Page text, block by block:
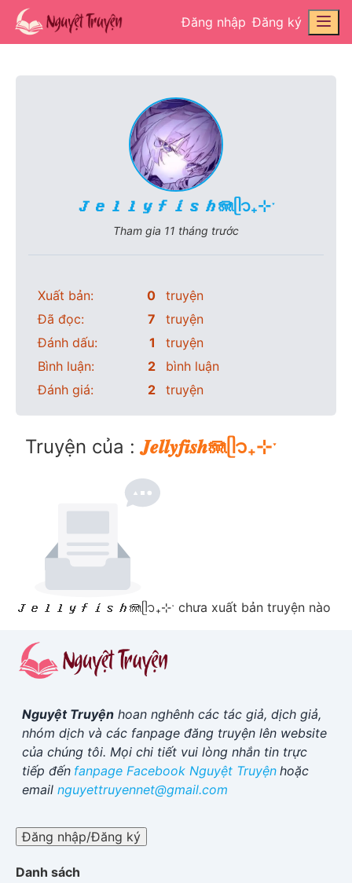
Đăng nhập Đăng ký
𝑱𝒆𝒍𝒍𝒚𝒇𝒊𝒔𝒉🪼ᥫ᭡₊⊹ˑ
Tham gia 11 tháng trước
Xuất bản: 0
truyện
Đã đọc:
7
truyện
Đánh dấu:
1
truyện
Bình luận:
2
bình luận
Đánh giá:
2 truyện
Truyện của :𝑱𝒆𝒍𝒍𝒚𝒇𝒊𝒔𝒉🪼ᥫ᭡₊⊹ˑ
𝑱𝒆𝒍𝒍𝒚𝒇𝒊𝒔𝒉🪼ᥫ᭡₊⊹ˑ chưa xuất bản truyện nào
Nguyệt Truyện hoan nghênh các tác giả, dịch giả,
nhóm dịch và các fanpage đăng truyện lên website
của chúng tôi. Mọi chi tiết vui lòng nhắn tin trực
tiếp đến fanpage Facebook Nguyệt Truyện hoặc
email nguyettruyennet@gmail.com
Đăng nhập/Đăng ký
Danh sách